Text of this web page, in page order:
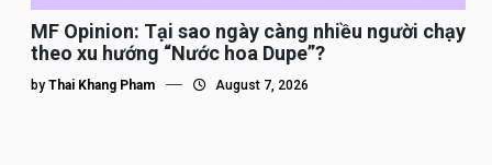
MF Opinion: Tại sao ngày càng nhiều người chạy
theo xu hướng “Nước hoa Dupe”?
by Thai Khang Pham August 7, 2026